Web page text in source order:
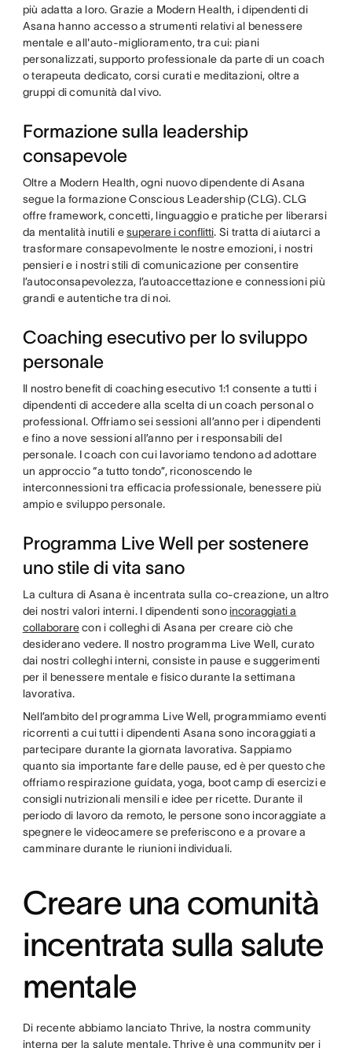
più adatta a loro. Grazie a Modern Health, i dipendenti di
Asana hanno accesso a strumenti relativi al benessere
mentale e all'auto-miglioramento, tra cui: piani
personalizzati, supporto professionale da parte di un coach
o terapeuta dedicato, corsi curati e meditazioni, oltre a
gruppi di comunità dal vivo.
Formazione sulla leadership
consapevole
Oltre a Modern Health, ogni nuovo dipendente di Asana
segue la formazione Conscious Leadership (CLG). CLG
offre framework, concetti, linguaggio e pratiche per liberarsi
da mentalità inutili esuperare i conflitti. Si tratta di aiutarci a
trasformare consapevolmente le nostre emozioni, i nostri
pensieri e i nostri stili di comunicazione per consentire
l’autoconsapevolezza, l’autoaccettazione e connessioni più
grandi e autentiche tra di noi.
Coaching esecutivo per lo sviluppo
personale
Il nostro benefit di coaching esecutivo 1:1 consente a tutti i
dipendenti di accedere alla scelta di un coach personal o
professional. Offriamo sei sessioni all’anno per i dipendenti
e fino a nove sessioni all’anno per i responsabili del
personale. I coach con cui lavoriamo tendono ad adottare
un approccio “a tutto tondo”, riconoscendo le
interconnessioni tra efficacia professionale, benessere più
ampio e sviluppo personale.
Programma Live Well per sostenere
uno stile di vita sano
La cultura di Asana è incentrata sulla co-creazione, un altro
dei nostri valori interni. I dipendenti sono incoraggiati a
collaborarecon i colleghi di Asana per creare ciò che
desiderano vedere. Il nostro programma Live Well, curato
dai nostri colleghi interni, consiste in pause e suggerimenti
per il benessere mentale e fisico durante la settimana
lavorativa.
Nell’ambito del programma Live Well, programmiamo eventi
ricorrenti a cui tutti i dipendenti Asana sono incoraggiati a
partecipare durante la giornata lavorativa. Sappiamo
quanto sia importante fare delle pause, ed è per questo che
offriamo respirazione guidata, yoga, boot camp di esercizi e
consigli nutrizionali mensili e idee per ricette. Durante il
periodo di lavoro da remoto, le persone sono incoraggiate a
spegnere le videocamere se preferiscono e a provare a
camminare durante le riunioni individuali.
Creare una comunità
incentrata sulla salute
mentale
Di recente abbiamo lanciato Thrive, la nostra community
interna per la salute mentale. Thrive è una community per i